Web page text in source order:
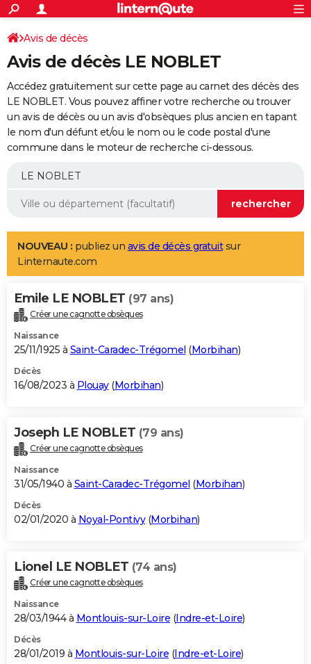
ACTUALITÉS
Politique
Société
Faits Divers
Education
Monde
Villes
+
SPORT
Coupe du monde 2026
Football
Tennis
Cyclisme
Rugby
Forum
Programme TV
TNTStreaming
Cinéma
Sorties cinéma
Musique
+FINANCE
Impôts
Immobilier
Risques naturels par ville
Banque
Assurance
Crédit
AUTO
Essais
Réserver un essai
Citadines
Berlines
SUV
Forum auto
+
Mobiles
Meilleur smartphone
Internet
Ordinateurs
Jeux vidéo
Guide high-tech
Aménagement intérieur
LIFESTYLE
Art de vivre
Bien-être
Loisirs
Mode
Modes de vie
Alimentation
Guide de la santé
Maladies
Médicaments
Sommeil
VOYAGE
Destinations
City break
Voyage nature
Voyage de noces
Forum
Climat
+PHOTO
GUIDES D'ACHAT
BONS PLANS
Carte de Noël
Carte Bonne année
Carte Saint-Valentin
Carte Pâques
Carte d'anniversaire
DICTIONNAIRE
Dictionnaire
Biographies
Citations
Expressions
Proverbes
PROGRAMME TV
S'inscrire
Se connecter
Lycées
Collèges
Primaires
Universités
Entreprises
Service militaire
Avis de recherche
AVIS DE DÉCÈS
Bricolage
Lifestyle
Culture
Sport
Auto
Television
Voyage
Cinema
Avis de décès
Avis de décès LE NOBLET
Accédez gratuitement sur cette page au carnet des décès des
LE NOBLET. Vous pouvez affiner votre recherche ou trouver
un avis de décès ou un avis d'obsèques plus ancien en tapant
le nom d'un défunt et/ou le nom ou le code postal d'une
commune dans le moteur de recherche ci-dessous.
NOUVEAU : publiez un avis de décès gratuitsur
Linternaute.com
Emile LE NOBLET (97 ans)
Créer une cagnotte obsèques
Naissance
25/11/1925 à Saint-Caradec-Trégomel (Morbihan)
Décès
16/08/2023 à Plouay(Morbihan)
Joseph LE NOBLET (79 ans)
Créer une cagnotte obsèques
Naissance
31/05/1940 à Saint-Caradec-Trégomel (Morbihan)
Décès
02/01/2020 à Noyal-Pontivy(Morbihan)
Lionel LE NOBLET (74 ans)
Créer une cagnotte obsèques
Naissance
28/03/1944 à Montlouis-sur-Loire (Indre-et-Loire)
Décès
28/01/2019 à Montlouis-sur-Loire (Indre-et-Loire)